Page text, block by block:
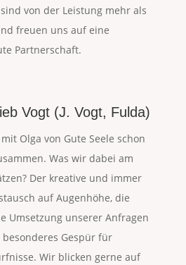
von der Leistung mehr als
freuen uns auf eine
Partnerschaft.
Vogt (J. Vogt, Fulda)
Olga von Gute Seele schon
Was wir dabei am
Der kreative und immer
auf Augenhöhe, die
Umsetzung unserer Anfragen
Gespür für
Wir blicken gerne auf